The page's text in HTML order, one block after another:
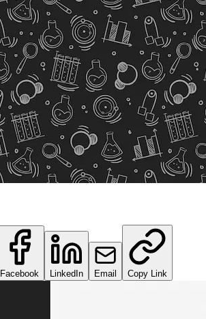
Facebook LinkedIn Email Copy Link